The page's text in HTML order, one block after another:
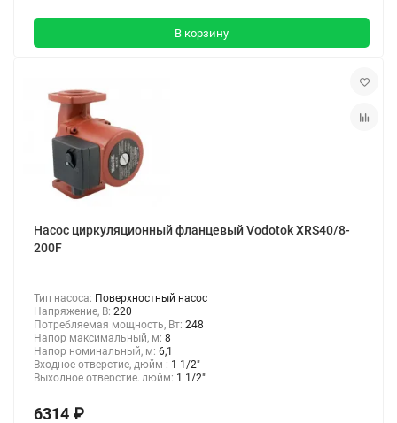
В корзину
Насос циркуляционный фланцевый Vodotok XRS40/8-
200F
Тип насоса: Поверхностный насос
Напряжение, В: 220
Потребляемая мощность, Вт: 248
Напор максимальный, м: 8
Напор номинальный, м: 6,1
Входное отверстие, дюйм : 1 1/2"
Выходное отверстие, дюйм: 1 1/2"
6314 ₽